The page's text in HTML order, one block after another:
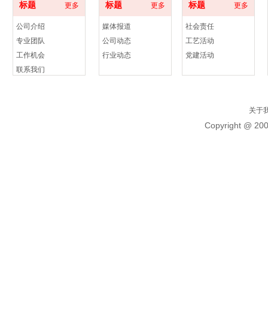
标题 更多
公司介绍
专业团队
工作机会
联系我们
标题 更多
媒体报道
公司动态
行业动态
标题 更多
社会责任
工艺活动
党建活动
关于
Copyright @